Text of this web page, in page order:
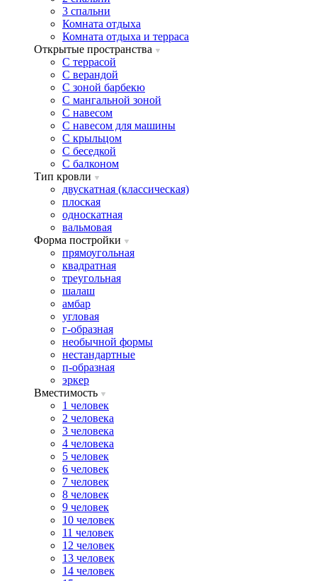
3 спальни
Комната отдыха
Комната отдыxа и терраса
Открытые пространства
C террасой
C верандой
C зоной барбекю
C мангальной зоной
C навесом
C навесом для машины
C крыльцом
C беседкой
C балконом
Тип кровли
двускатная (классическая)
плоская
односкатная
вальмовая
Форма постройки
прямоугольная
квадратная
треугольная
шалаш
амбар
угловая
г-образная
необычной формы
нестандартные
п-образная
эркер
Вместимость
1 человек
2 человека
3 человека
4 человека
5 человек
6 человек
7 человек
8 человек
9 человек
10 человек
11 человек
12 человек
13 человек
14 человек